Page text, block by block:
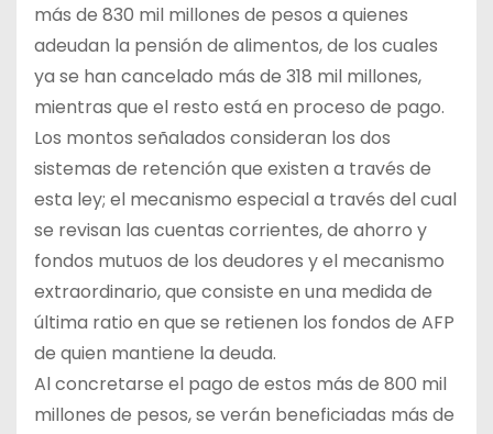
más de 830 mil millones de pesos a quienes
adeudan la pensión de alimentos, de los cuales
ya se han cancelado más de 318 mil millones,
mientras que el resto está en proceso de pago.
Los montos señalados consideran los dos
sistemas de retención que existen a través de
esta ley; el mecanismo especial a través del cual
se revisan las cuentas corrientes, de ahorro y
fondos mutuos de los deudores y el mecanismo
extraordinario, que consiste en una medida de
última ratio en que se retienen los fondos de AFP
de quien mantiene la deuda.
Al concretarse el pago de estos más de 800 mil
millones de pesos, se verán beneficiadas más de